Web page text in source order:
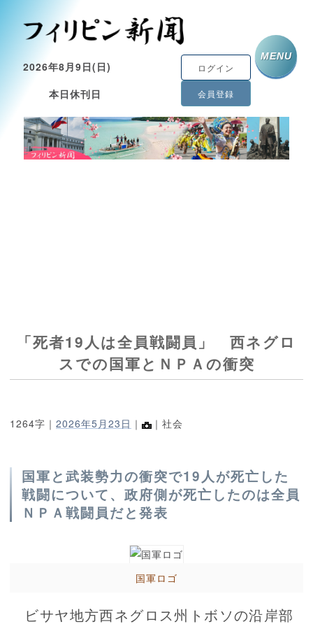
2026年8月9日(日)
本日休刊日
ログイン
会員登録
MENU
「死者19人は全員戦闘員」 西ネグロ
スでの国軍とＮＰＡの衝突
1264字｜ 2026年5月23日 ｜ ｜社会
国軍と武装勢力の衝突で19人が死亡した
戦闘について、政府側が死亡したのは全員
ＮＰＡ戦闘員だと発表
国軍ロゴ
ビサヤ地方西ネグロス州トボソの沿岸部